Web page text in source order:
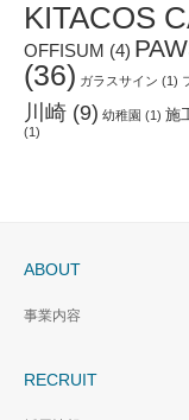
KITACOS
OFFISUM (4)
(36) ガラスサイン (1)
川崎 (9) 幼稚園 (1) 施
(1)
ABOUT
事業内容
RECRUIT